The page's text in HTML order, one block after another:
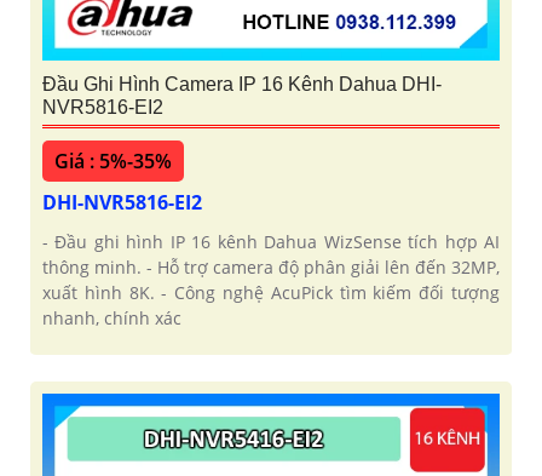
Đầu Ghi Hình Camera IP 16 Kênh Dahua DHI-
NVR5816-EI2
Giá : 5%-35%
DHI-NVR5816-EI2
- Đầu ghi hình IP 16 kênh Dahua WizSense tích hợp AI
thông minh. - Hỗ trợ camera độ phân giải lên đến 32MP,
xuất hình 8K. - Công nghệ AcuPick tìm kiếm đối tượng
nhanh, chính xác